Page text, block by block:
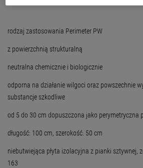
rodzaj zastosowania Perimeter PW
z powierzchnią strukturalną
neutralna chemicznie i biologicznie
odporna na działanie wilgoci oraz powszechnie
substancje szkodliwe
od 5 do 30 cm dopuszczona jako perymetryczna
długość: 100 cm, szerokość: 50 cm
niebutwiejąca płyta izolacyjna z pianki sztywnej,
163